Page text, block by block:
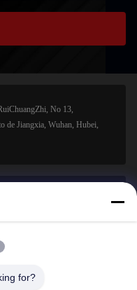
No 13,
de Jiangxia, Wuhan, Hubei,
for?